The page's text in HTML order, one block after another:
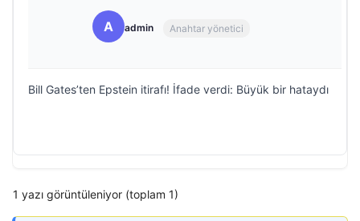
A admin Anahtar yönetici
Bill Gates’ten Epstein itirafı! İfade verdi: Büyük bir hataydı
1 yazı görüntüleniyor (toplam 1)